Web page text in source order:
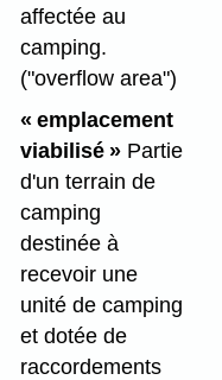
affectée au
camping.
("overflow area")
« emplacement
viabilisé »Partie
d'un terrain de
camping
destinée à
recevoir une
unité de camping
et dotée de
raccordements